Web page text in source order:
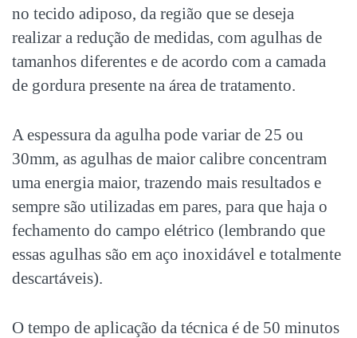
no tecido adiposo, da região que se deseja
realizar a redução de medidas, com agulhas de
tamanhos diferentes e de acordo com a camada
de gordura presente na área de tratamento.
A espessura da agulha pode variar de 25 ou
30mm, as agulhas de maior calibre concentram
uma energia maior, trazendo mais resultados e
sempre são utilizadas em pares, para que haja o
fechamento do campo elétrico (lembrando que
essas agulhas são em aço inoxidável e totalmente
descartáveis).
O tempo de aplicação da técnica é de 50 minutos